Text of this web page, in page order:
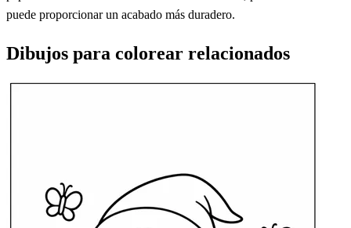
puede proporcionar un acabado más duradero.
Dibujos para colorear relacionados